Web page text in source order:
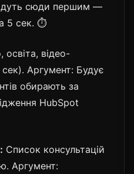
йдуть сюди першим —
5 сек. ⏱️
освіта, відео-
Аргумент: Будує
обирають за
HubSpot
Список консультацій
Аргумент: